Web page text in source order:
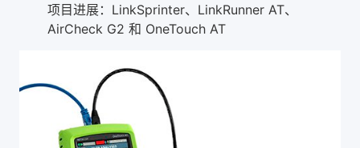
项目进展：LinkSprinter、LinkRunner AT、
AirCheck G2 和 OneTouch AT